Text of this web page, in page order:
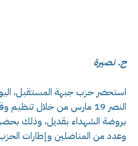
ح. نصيرة
استحضر حزب جبهة المستقبل،
النصر 19 مارس من خلال
بروضة الشهداء بقديل، وذلك
وعدد من المناضلين وإطارات